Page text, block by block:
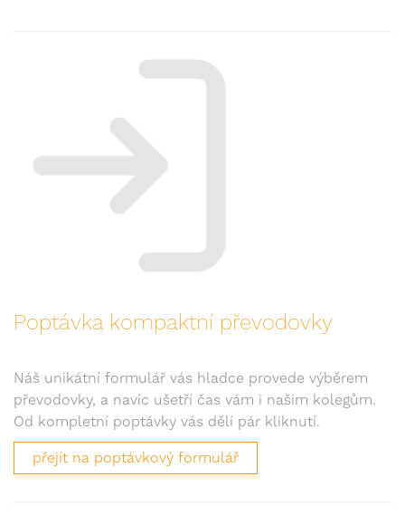
Poptávka kompaktní převodovky
Náš unikátní formulář vás hladce provede výběrem
převodovky, a navíc ušetří čas vám i našim kolegům.
Od kompletní poptávky vás dělí pár kliknutí.
přejít na poptávkový formulář